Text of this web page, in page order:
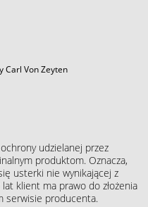
Carl Von Zeyten
udzielanej przez
produktom. Oznacza,
usterki nie wynikającej z
klient ma prawo do złożenia
serwisie producenta.